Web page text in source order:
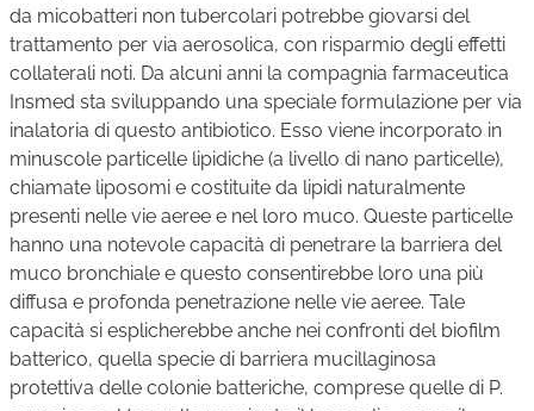
da micobatteri non tubercolari potrebbe giovarsi del
trattamento per via aerosolica, con risparmio degli effetti
collaterali noti. Da alcuni anni la compagnia farmaceutica
Insmed sta sviluppando una speciale formulazione per via
inalatoria di questo antibiotico. Esso viene incorporato in
minuscole particelle lipidiche (a livello di nano particelle),
chiamate liposomi e costituite da lipidi naturalmente
presenti nelle vie aeree e nel loro muco. Queste particelle
hanno una notevole capacità di penetrare la barriera del
muco bronchiale e questo consentirebbe loro una più
diffusa e profonda penetrazione nelle vie aeree. Tale
capacità si esplicherebbe anche nei confronti del biofilm
batterico, quella specie di barriera mucillaginosa
protettiva delle colonie batteriche, comprese quelle di P.